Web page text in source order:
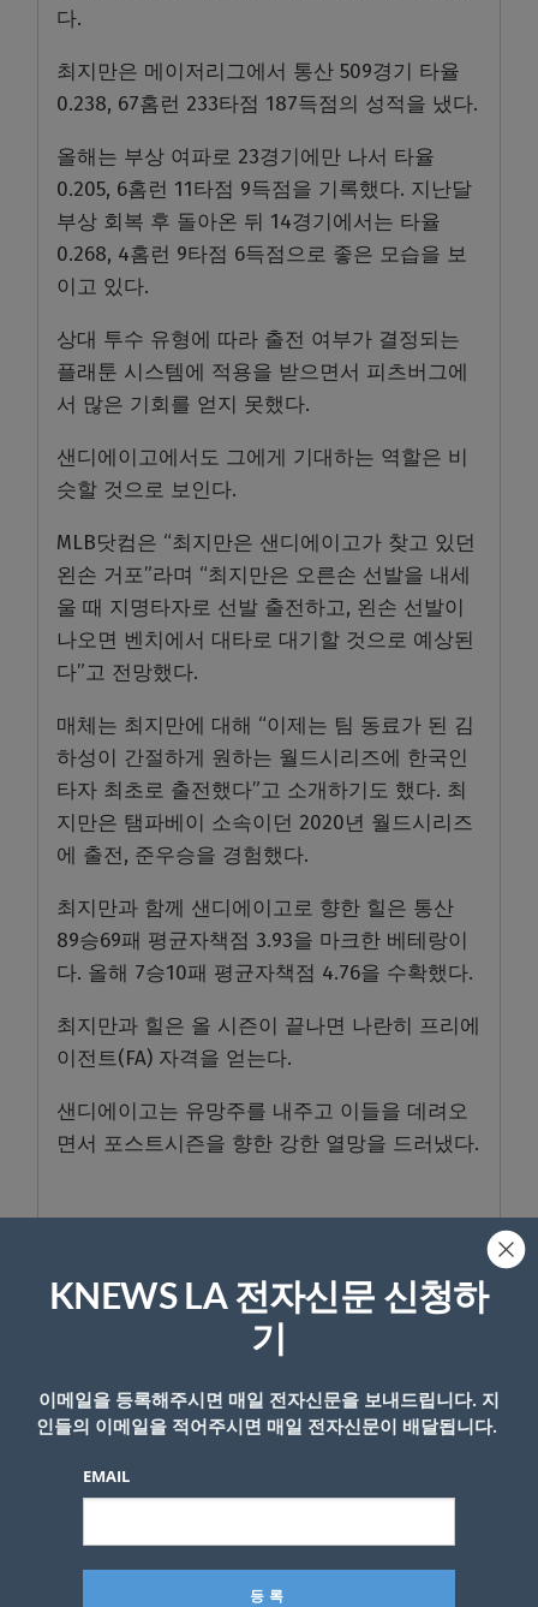
다.
최지만은 메이저리그에서 통산 509경기 타율
0.238, 67홈런 233타점 187득점의 성적을 냈다.
올해는 부상 여파로 23경기에만 나서 타율
0.205, 6홈런 11타점 9득점을 기록했다. 지난달
부상 회복 후 돌아온 뒤 14경기에서는 타율
0.268, 4홈런 9타점 6득점으로 좋은 모습을 보
이고 있다.
상대 투수 유형에 따라 출전 여부가 결정되는
플래툰 시스템에 적용을 받으면서 피츠버그에
서 많은 기회를 얻지 못했다.
샌디에이고에서도 그에게 기대하는 역할은 비
슷할 것으로 보인다.
MLB닷컴은 “최지만은 샌디에이고가 찾고 있던
왼손 거포”라며 “최지만은 오른손 선발을 내세
울 때 지명타자로 선발 출전하고, 왼손 선발이
나오면 벤치에서 대타로 대기할 것으로 예상된
다”고 전망했다.
매체는 최지만에 대해 “이제는 팀 동료가 된 김
하성이 간절하게 원하는 월드시리즈에 한국인
타자 최초로 출전했다”고 소개하기도 했다. 최
지만은 탬파베이 소속이던 2020년 월드시리즈
에 출전, 준우승을 경험했다.
최지만과 함께 샌디에이고로 향한 힐은 통산
89승69패 평균자책점 3.93을 마크한 베테랑이
다. 올해 7승10패 평균자책점 4.76을 수확했다.
최지만과 힐은 올 시즌이 끝나면 나란히 프리에
이전트(FA) 자격을 얻는다.
샌디에이고는 유망주를 내주고 이들을 데려오
면서 포스트시즌을 향한 강한 열망을 드러냈다.
답글 남기기
이메일 주소는 공개되지 않습니다.
*
KNEWS LA 전자신문 신청하
기
이메일을 등록해주시면 매일 전자신문을 보내드립니다. 지
인들의 이메일을 적어주시면 매일 전자신문이 배달됩니다.
EMAIL